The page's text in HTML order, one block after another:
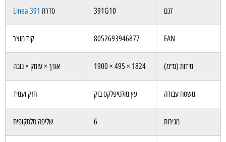
391G10 סדרתLinea 391
8052693946877 קוד מוצר
מידות (מ״מ) 1824 × 495 × 1900 אורך × עומק × גובה
משטח עבודה עץ מולטיפלקס בוק חזק ועמיד
מגירות שליפה טלסקופית